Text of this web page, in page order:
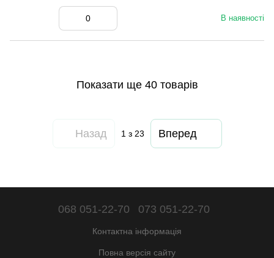
В наявності
Показати ще 40 товарів
Назад 1 з 23 Вперед
068 051-22-70 073 051-22-70
Контактна інформація
Повна версія сайту